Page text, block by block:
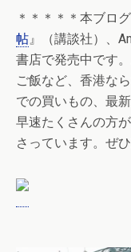
＊＊＊＊＊本ブロ
帖』（講談社）、
書店で発売中です
ご飯など、香港な
での買いもの、最
早速たくさんの方
さっています。ぜ